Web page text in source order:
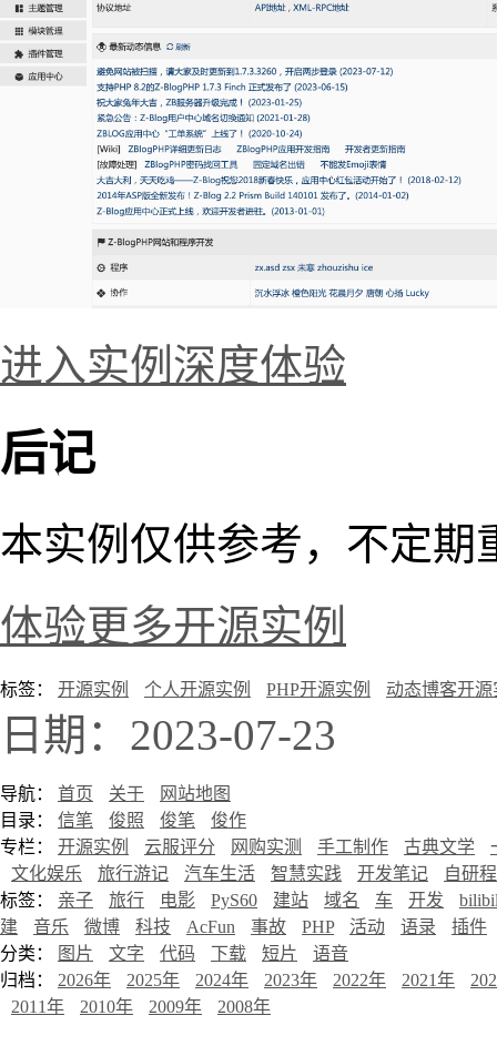
进入实例深度体验
后记
本实例仅供参考，不定期
体验更多开源实例
标签： 开源实例 个人开源实例 PHP开源实例 动态博客开源
日期：2023-07-23
导航： 首页 关于
网站地图
目录： 信笔 俊照 俊笔
俊作
专栏： 开源实例 云服评分 网购实测 手工制作 古典文学
文化娱乐
旅行游记 汽车生活 智慧实践 开发笔记
自研
标签： 亲子 旅行 电影 PyS60 建站 域名 车 开发
建
音乐 微博 科技 AcFun 事故 PHP 活动 语录
插件
分类：
图片 文字 代码 下载 短片
语音
归档： 2026年 2025年 2024年 2023年 2022年 2021年
2011年
2010年 2009年 2008年